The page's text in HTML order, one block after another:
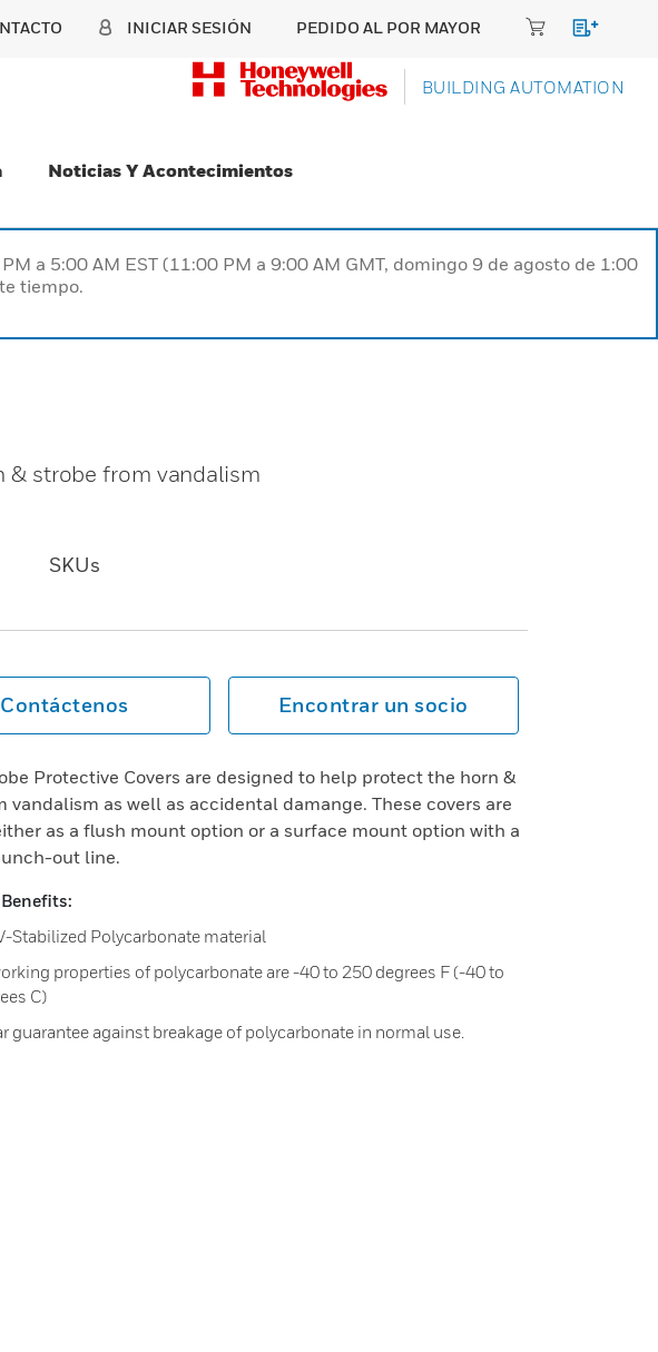
INICIAR SESIÓN PEDIDO AL POR MAYOR
BUILDING AUTOMATION
Noticias Y Acontecimientos
a 5:00 AM EST (11:00 PM a 9:00 AM GMT, domingo 9 de agosto de 1:00
tiempo.
& strobe from vandalism
SKUs
Contáctenos Encontrar un socio
Protective Covers are designed to help protect the horn &
vandalism as well as accidental damange. These covers are
as a flush mount option or a surface mount option with a
out line.
Stabilized Polycarbonate material
properties of polycarbonate are -40 to 250 degrees F (-40 to
C)
guarantee against breakage of polycarbonate in normal use.